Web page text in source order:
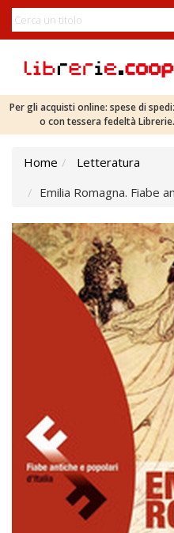
Per gli acquisti online: spese di
o con tessera fedeltà
Home
Letteratura
Emilia Romagna. Fiabe